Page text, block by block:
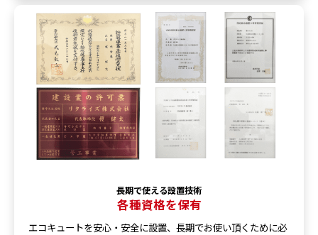
長期で使える設置技術
各種資格を保有
エコキュートを安心・安全に設置、長期でお使い頂くために必